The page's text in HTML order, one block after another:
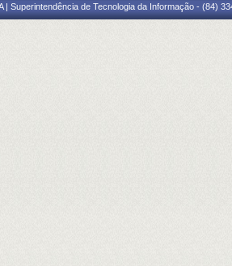
| Superintendência de Tecnologia da Informação - (84)